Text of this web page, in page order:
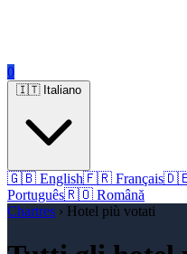
0
🇬🇧 English🇫🇷 Français🇩🇪
Português🇷🇴 Română
Chartres › Hotel più votati